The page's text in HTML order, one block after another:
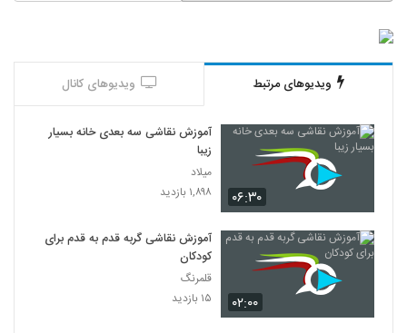
ویدیوهای مرتبط ویدیوهای کانال
۰۶:۳۰
آموزش نقاشی سه بعدی خانه بسیار
زیبا
میلاد
۱,۸۹۸ بازدید
۰۲:۰۰
آموزش نقاشی گربه قدم به قدم برای
کودکان
قلمرنگ
۱۵ بازدید